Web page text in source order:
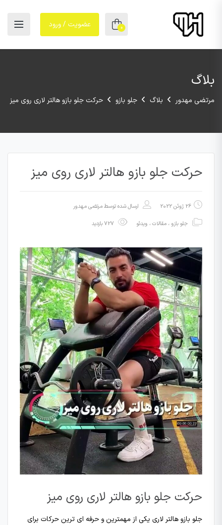
0 عضویت / ورود
بلاگ
مرتضی مهدور بلاگ جلو بازو حرکت جلو بازو هالتر لاری روی میز
حرکت جلو بازو هالتر لاری روی میز
26 ژوئن 2022 ارسال شده توسطمرتضی مهدور
جلو بازو ، مقالات، ویدئو
حرکت جلو بازو هالتر لاری روی میز
جلو بازو هالتر لاری یکی از مهمترین و حرفه ای ترین حرکات برای